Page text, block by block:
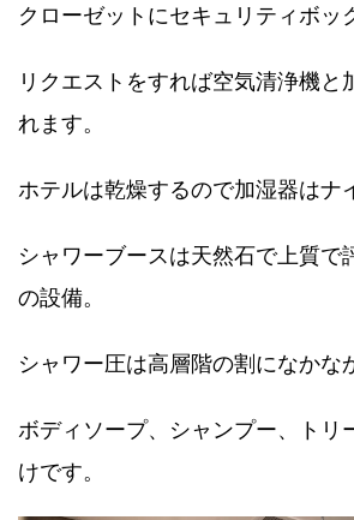
クローゼットにセキュリティボッ
リクエストをすれば空気清浄機と
れます。
ホテルは乾燥するので加湿器はナ
シャワーブースは天然石で上質で
の設備。
シャワー圧は高層階の割になかな
ボディソープ、シャンプー、トリ
けです。